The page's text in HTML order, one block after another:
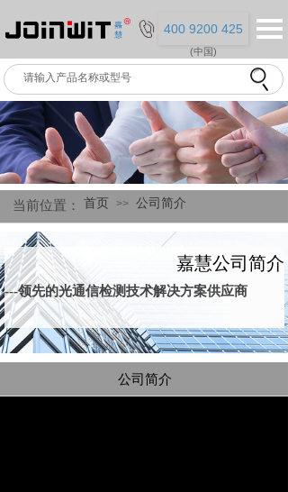
400 9200 425
(中国)
当前位置： 首页 >> 公司简介
嘉慧公司简介
---领先的光通信检测技术解决方案供应商
公司简介